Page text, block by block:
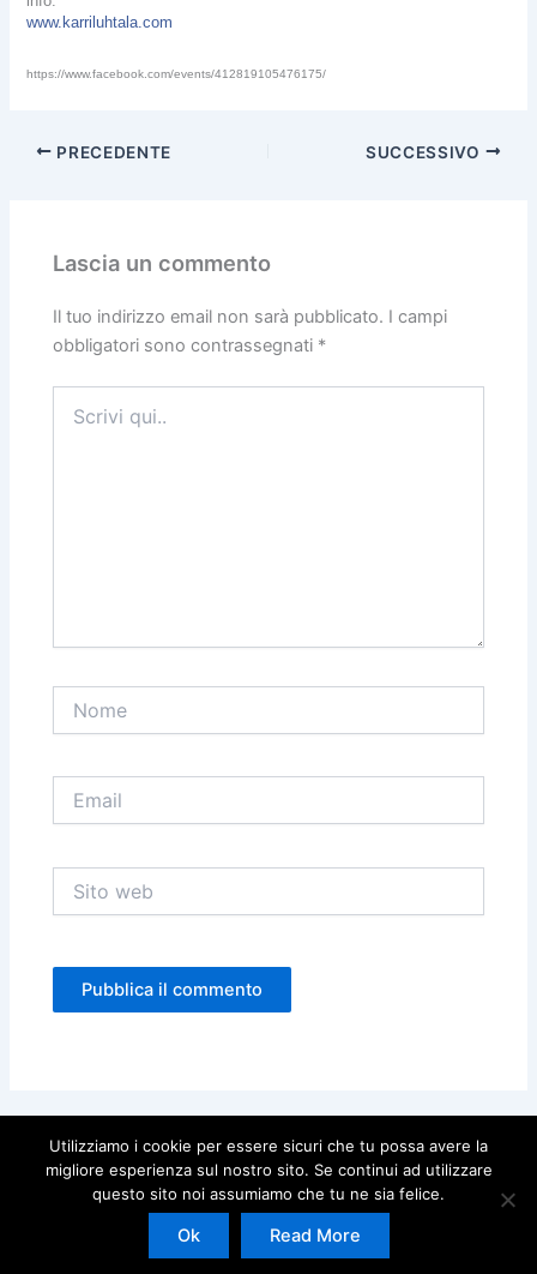
www.karriluhtala.com
https://www.facebook.com/events/412819105476175/
PRECEDENTE SUCCESSIVO
Lascia un commento
Il tuo indirizzo email non sarà pubblicato. I campi
obbligatori sono contrassegnati *
qui..
web
Copyright © 2026 | Powered byTema WordPress Astra
Utilizziamo i cookie per essere sicuri che tu possa avere la
migliore esperienza sul nostro sito. Se continui ad utilizzare
questo sito noi assumiamo che tu ne sia felice.
Ok Read More